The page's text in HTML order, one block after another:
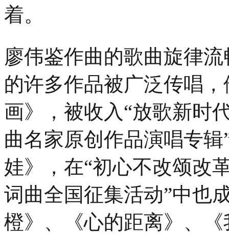
着。
廖伟鉴作曲的歌曲旋律
的许多作品被广泛传唱
画》，被收入“放歌新时
曲名家原创作品演唱专
娃》，在“初心不改颂改
词曲全国征集活动”中也
橙》、《心的距离》、